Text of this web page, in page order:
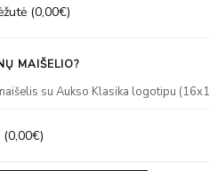
MAIŠELIO?
su Aukso Klasika logotipu